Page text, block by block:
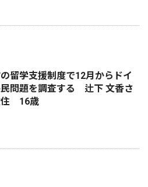
留学支援制度で12月からドイ
問題を調査する 辻下 文香さ
16歳